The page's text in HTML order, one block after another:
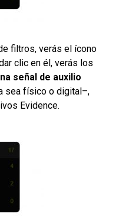
filtros, verás el ícono
clic en él, verás los
señal de auxilio
sea físico o digital–,
Evidence.